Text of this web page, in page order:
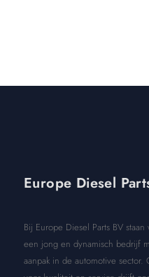
Europe Diesel
Bij Europe Diesel Parts BV
een jong en dynamisch bedrijf
aanpak in de automotive sector.